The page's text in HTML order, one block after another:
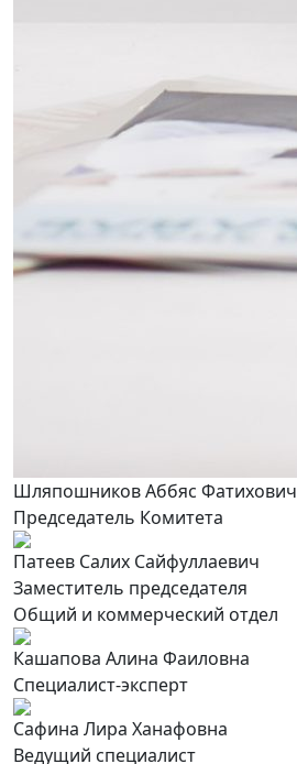
Шляпошников Аббяс Фатихович
Председатель Комитета
Патеев Салих Сайфуллаевич
Заместитель председателя
Общий и коммерческий отдел
Кашапова Алина Фаиловна
Специалист-эксперт
Сафина Лира Ханафовна
Ведущий специалист